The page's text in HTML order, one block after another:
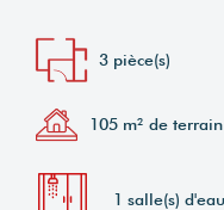
3 pièce(s)
105 m² de terrain
1 salle(s) d'eau